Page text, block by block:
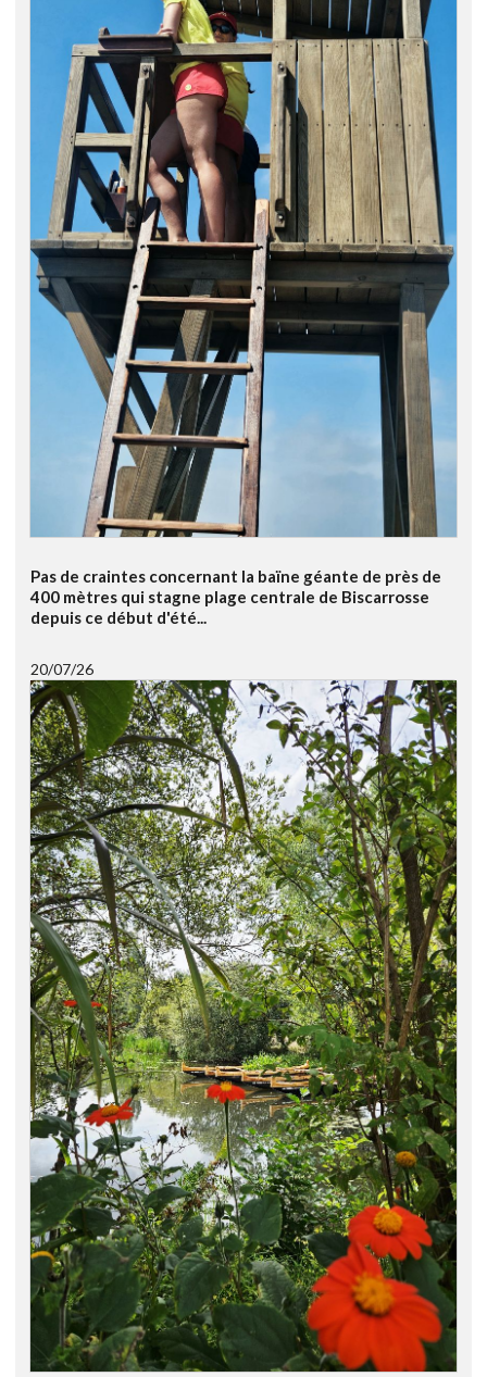
Pas de craintes concernant la baïne géante de près de
400 mètres qui stagne plage centrale de Biscarrosse
depuis ce début d'été...
20/07/26